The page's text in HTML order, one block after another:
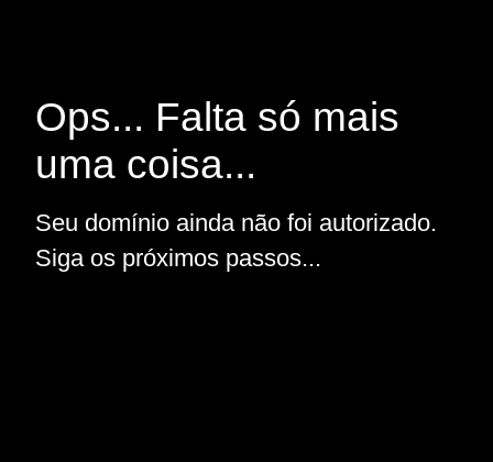
Ops... Falta só mais
uma coisa...
Seu domínio ainda não foi autorizado.
Siga os próximos passos...